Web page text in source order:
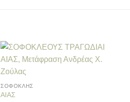
ΣΟΦΟΚΛΗΣ
ΑΙΑΣ